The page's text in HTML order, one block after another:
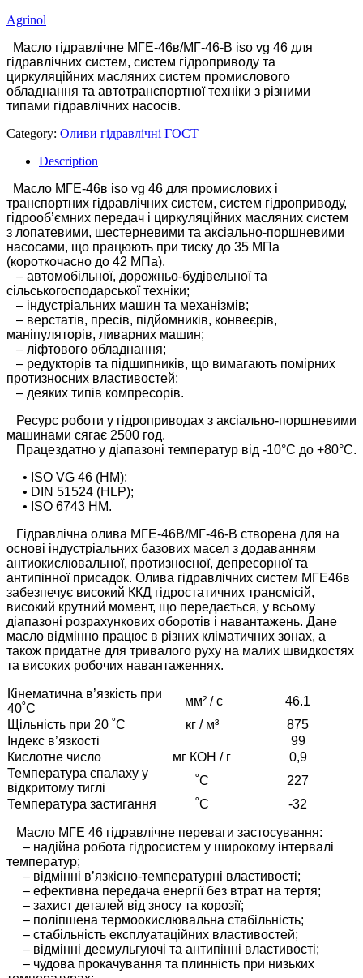
Agrinol
Масло гідравлічне МГЕ-46в/МГ-46-В iso vg 46 для
гідравлічних систем, систем гідроприводу та
циркуляційних масляних систем промислового
обладнання та автотранспортної техніки з різними
типами гідравлічних насосів.
Category: Оливи гідравлічні ГОСТ
Description
Масло МГЕ-46в iso vg 46 для промислових і
транспортних гідравлічних систем, систем гідроприводу,
гідрооб’ємних передач і циркуляційних масляних систем
з лопатевими, шестерневими та аксіально-поршневими
насосами, що працюють при тиску до 35 МПа
(короткочасно до 42 МПа).
– автомобільної, дорожньо-будівельної та
сільськогосподарської техніки;
– індустріальних машин та механізмів;
– верстатів, пресів, підйомників, конвеєрів,
маніпуляторів, ливарних машин;
– ліфтового обладнання;
– редукторів та підшипників, що вимагають помірних
протизносних властивостей;
– деяких типів компресорів.
Ресурс роботи у гідроприводах з аксіально-поршневими
машинами сягає 2500 год.
Працездатно у діапазоні температур від -10°С до +80°С.
• ISO VG 46 (HM);
• DIN 51524 (HLP);
• ISO 6743 HM.
Гідравлічна олива МГЕ-46В/МГ-46-В створена для на
основі індустріальних базових масел з додаванням
антиокислювальної, протизносної, депресорної та
антипінної присадок. Олива гідравлічних систем МГЕ46в
забезпечує високий ККД гідростатичних трансмісій,
високий крутний момент, що передається, у всьому
діапазоні розрахункових оборотів і навантажень. Дане
масло відмінно працює в різних кліматичних зонах, а
також придатне для тривалого руху на малих швидкостях
та високих робочих навантаженнях.
Кінематична в’язкість при
40˚C
мм² / с
46.1
Щільність при 20 ˚C
кг / м³
875
Індекс в’язкості
99
Кислотне число
мг КОН / г
0,9
Температура спалаху у
відкритому тиглі
˚С
227
Температура застигання
˚С -32
Масло МГЕ 46 гідравлічне переваги застосування:
– надійна робота гідросистем у широкому інтервалі
температур;
– відмінні в’язкісно-температурні властивості;
– ефективна передача енергії без втрат на тертя;
– захист деталей від зносу та корозії;
– поліпшена термоокислювальна стабільність;
– стабільність експлуатаційних властивостей;
– відмінні деемульгуючі та антипінні властивості;
– чудова прокачування та плинність при низьких